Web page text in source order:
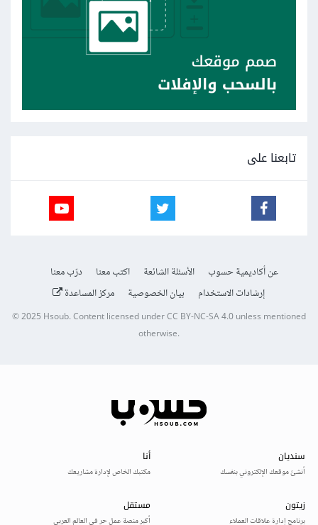
تابعنا على
عن أكاديمية حسوب الأسئلة الشائعة اكتب معنا
درّب معنا
إرشادات الاستخدام
بيان الخصوصية مركز المساعدة
© 2025Hsoub.Content licensed underCC BY-NC-SA 4.0unless mentioned
otherwise.